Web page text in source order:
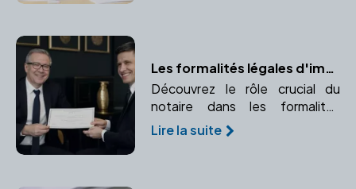
Les formalités légales d'immatriculation avec un notaire
Découvrez le rôle crucial du
notaire dans les formalités
d'immatriculation de votre
entreprise. Apprenez comment
Lire la suite